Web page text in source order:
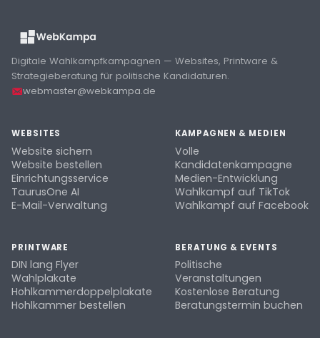
Digitale Wahlkampfkampagnen — Websites, Printware &
Strategieberatung für politische Kandidaturen.
webmaster@webkampa.de
WEBSITES
Website sichern
Website bestellen
Einrichtungsservice
TaurusOne AI
E-Mail-Verwaltung
KAMPAGNEN & MEDIEN
Volle
Kandidatenkampagne
Medien-Entwicklung
Wahlkampf auf TikTok
Wahlkampf auf Facebook
PRINTWARE
DIN lang Flyer
Wahlplakate
Hohlkammerdoppelplakate
Hohlkammer bestellen
BERATUNG & EVENTS
Politische
Veranstaltungen
Kostenlose Beratung
Beratungstermin buchen